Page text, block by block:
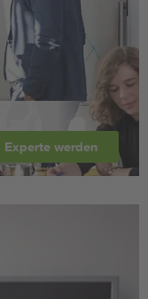
Experte werden